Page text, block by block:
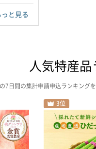
と見る
人気特産
7日間の集計申請申込ランキング